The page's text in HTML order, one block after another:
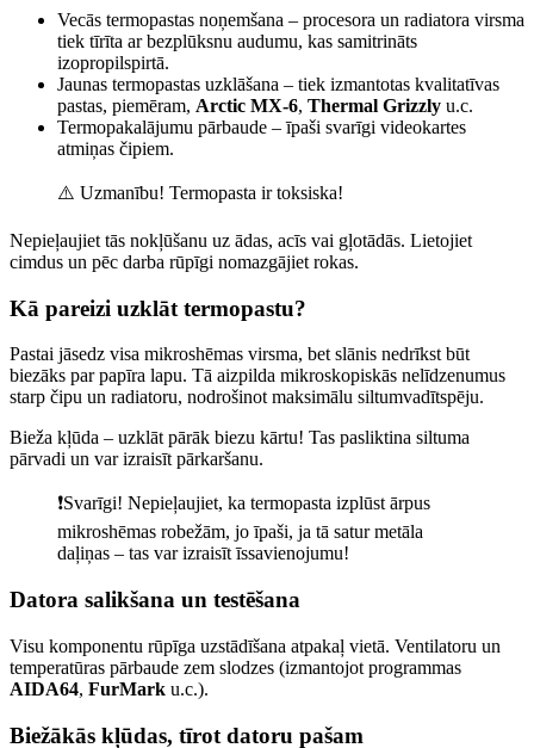
Vecās termopastas noņemšana – procesora un radiatora virsma
tiek tīrīta ar bezplūksnu audumu, kas samitrināts
izopropilspirtā.
Jaunas termopastas uzklāšana – tiek izmantotas kvalitatīvas
pastas, piemēram, Arctic MX-6, Thermal Grizzly u.c.
Termopakalājumu pārbaude – īpaši svarīgi videokartes
atmiņas čipiem.
⚠️ Uzmanību! Termopasta ir toksiska!
Nepieļaujiet tās nokļūšanu uz ādas, acīs vai gļotādās. Lietojiet
cimdus un pēc darba rūpīgi nomazgājiet rokas.
Kā pareizi uzklāt termopastu?
Pastai jāsedz visa mikroshēmas virsma, bet slānis nedrīkst būt
biezāks par papīra lapu. Tā aizpilda mikroskopiskās nelīdzenumus
starp čipu un radiatoru, nodrošinot maksimālu siltumvadītspēju.
Bieža kļūda – uzklāt pārāk biezu kārtu! Tas pasliktina siltuma
pārvadi un var izraisīt pārkaršanu.
❗️Svarīgi! Nepieļaujiet, ka termopasta izplūst ārpus
mikroshēmas robežām, jo īpaši, ja tā satur metāla
daļiņas – tas var izraisīt īssavienojumu!
Datora salikšana un testēšana
Visu komponentu rūpīga uzstādīšana atpakaļ vietā. Ventilatoru un
temperatūras pārbaude zem slodzes (izmantojot programmas
AIDA64, FurMark u.c.).
Biežākās kļūdas, tīrot datoru pašam